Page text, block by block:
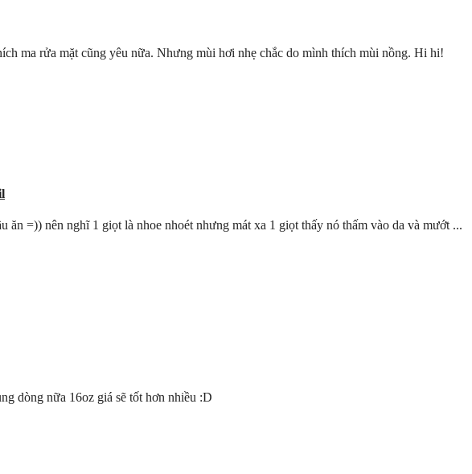
ma rửa mặt cũng yêu nữa. Nhưng mùi hơi nhẹ chắc do mình thích mùi nồng. Hi hi!
=)) nên nghĩ 1 giọt là nhoe nhoét nhưng mát xa 1 giọt thấy nó thấm vào da và mướt ...
dòng nữa 16oz giá sẽ tốt hơn nhiều :D